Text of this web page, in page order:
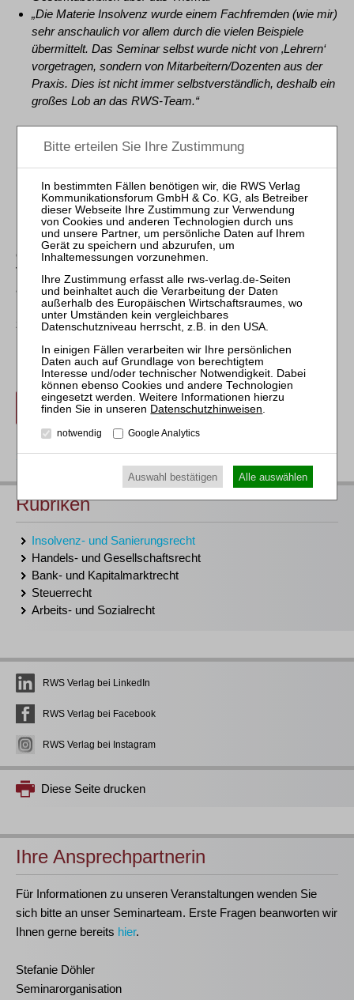
„Die Materie Insolvenz wurde einem Fachfremden (wie mir)
sehr anschaulich vor allem durch die vielen Beispiele
übermittelt. Das Seminar selbst wurde nicht von ‚Lehrern‘
vorgetragen, sondern von Mitarbeitern/Dozenten aus der
Praxis. Dies ist nicht immer selbstverständlich, deshalb ein
großes Lob an das RWS-Team.“
Kosten
1.790,00 € zzgl. MwSt. (= brutto 2.130,10 €)
Inkl. Teilnahmeunterlagen, InsO-Texte und RWS-Kanzleipraxis
1 (Zimmer, Insolvenzbuchhaltung) zum Download;
Eine Anleitung zur Teilnahme am Webinar, Codes zum
Downloadzugang der Unterlagen sowie weitere Informationen
erhalten Sie ca. zwei bis drei Werktage vor
Veranstaltungsbeginn an die in der Kontaktadresse
angegebene E-Mail-Adresse.
Die Teilnehmerunterlagen stellen wir Ihnen zum Download
zeitlich begrenzt zur Verfügung.
anmelden
zurück
Rubriken
Insolvenz- und Sanierungsrecht
Handels- und Gesellschaftsrecht
Bank- und Kapitalmarktrecht
Steuerrecht
Arbeits- und Sozialrecht
RWS Verlag bei LinkedIn
RWS Verlag bei Facebook
RWS Verlag bei Instagram
Diese Seite drucken
Ihre Ansprechpartnerin
Für Informationen zu unseren Veranstaltungen wenden Sie
sich bitte an unser Seminarteam. Erste Fragen beanworten wir
Ihnen gerne bereits hier.
Stefanie Döhler
Seminarorganisation
Datenschutzhinweisen
notwendig Google Analytics
Auswahl bestätigen Alle auswählen